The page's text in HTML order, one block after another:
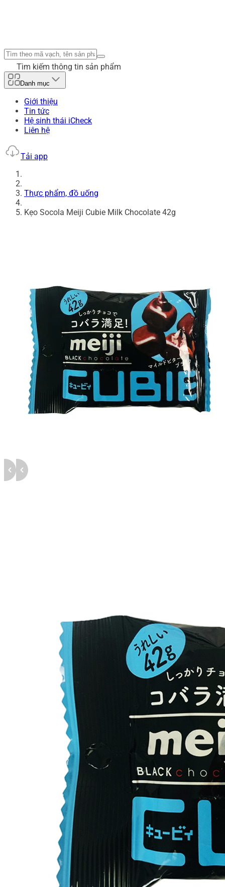
Tìm kiếm thông tin sản phẩm
Danh mục
Giới thiệu
Tin tức
Hệ sinh thái iCheck
Liên hệ
Tải app
Thực phẩm, đồ uống
Kẹo Socola Meiji Cubie Milk Chocolate 42g